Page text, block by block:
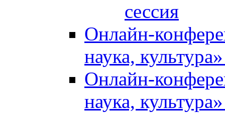
сессия
Онлайн-
наука,
Онлайн-
наука,